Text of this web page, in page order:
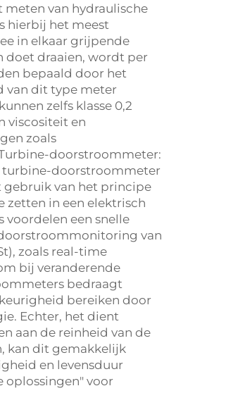
meten van hydraulische
hierbij het meest
in elkaar grijpende
doet draaien, wordt per
bepaald door het
van dit type meter
zelfs klasse 0,2
viscositeit en
zoals
doorstroommeter:
turbine-doorstroommeter
gebruik van het principe
in een elektrisch
een snelle
van
zoals real-time
bij veranderende
bedraagt
bereiken door
Echter, het dient
aan de reinheid van de
kan dit gemakkelijk
en levensduur
oplossingen" voor